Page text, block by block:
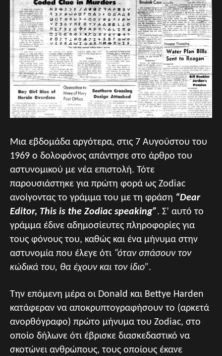
Μια εβδομάδα αργότερα, στις 7 Αυγούστου του
1969 ο δολοφόνος απάντησε στο άρθρο του
αστυνομικού με νέα επιστολή. Τότε
παρουσιάστηκε για πρώτη φορά ως Zodiac
ανοίγοντας το γράμμα του με τη φράση “Dear
Editor, This is the Zodiac speaking”. Σ’ αυτό το
γράμμα έδινε αδημοσίευτες πληροφορίες για
τους φόνους του, καθώς και ένα μήνυμα στην
αστυνομία που έλεγε ότι “όταν σπάσουν τον
κώδικά του, θα έχουν και τον ίδιο”.
Την επόμενη μέρα οι Donald και Bettye Harden
κατάφεραν να αποκρυπτογραφήσουν το (αρκετά
ανορθόγραφο) πρώτο μήνυμα του Zodiac, στο
οποίο δήλωνε ότι έβρισκε διασκεδαστικό να
σκοτώνει ανθρώπους, τους οποίους έκανε